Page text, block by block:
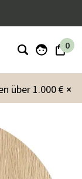
0
×
über 1.000 €
Eiche lackiert